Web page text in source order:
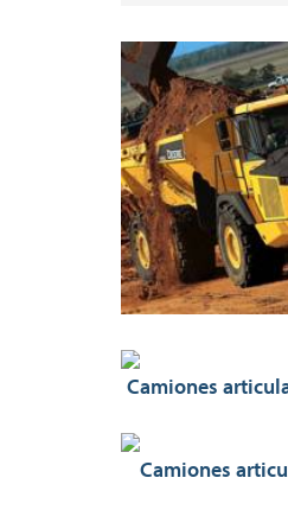
Camiones
Camiones